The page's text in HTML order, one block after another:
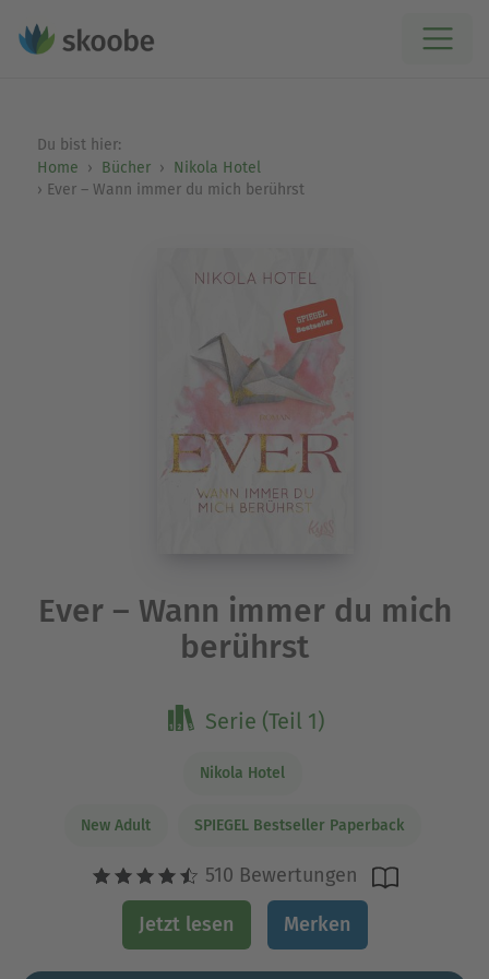
Du bist hier:
Home
Bücher
Nikola Hotel
Ever – Wann immer du mich berührst
Ever – Wann immer du mich
berührst
Serie (Teil 1)
Nikola Hotel
New Adult SPIEGEL Bestseller Paperback
510 Bewertungen
Jetzt lesen Merken